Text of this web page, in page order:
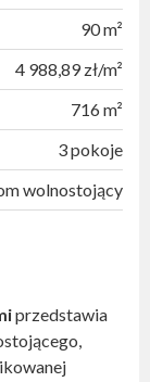
90 m²
4 988,89 zł/m²
716 m²
3 pokoje
wolnostojący
przedstawia